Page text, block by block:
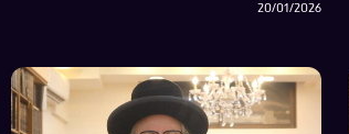
20/01/2026